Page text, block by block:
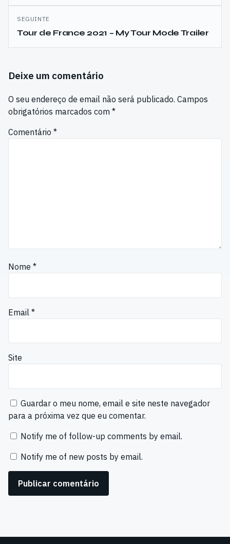
artigos
SEGUINTE
Tour de France 2021 – My Tour Mode Trailer
Deixe um comentário
O seu endereço de email não será publicado. Campos
obrigatórios marcados com *
Comentário *
Nome *
Email *
Site
Guardar o meu nome, email e site neste navegador
para a próxima vez que eu comentar.
Notify me of follow-up comments by email.
Notify me of new posts by email.